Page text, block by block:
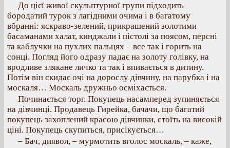
До цієї живої скульптурної групи підходить
бородатий турок з лагідними очима і в багатому
вбранні: яскраво-зелений, прикрашений золотими
басаманами халат, кинджали і пістолі за поясом, персні
та каблучки на пухлих пальцях – все так і горить на
сонці. Погляд його одразу падає на золоту голівку, на
вродливе злякане личко та так і впивається в дитину.
Потім він скидає очі на дорослу дівчину, на парубка і на
москаля… Москаль дружньо осміхається.
Починається торг. Покупець насамперед зупиняється
на дівчинці. Продавець Гирейка, бачачи, що багатий
покупець захоплений красою дівчинки, стоїть на високій
ціні. Покупець скупиться, присікується…
– Бач, диявол, – мурмотить вголос москаль, – каже,